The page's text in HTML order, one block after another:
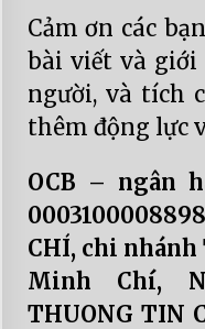
Cảm ơn các
bài viết và giới
người, và tích
thêm động lực
OCB – ngân
CHÍ, chi nhánh
Minh Chí,
THUONG TIN